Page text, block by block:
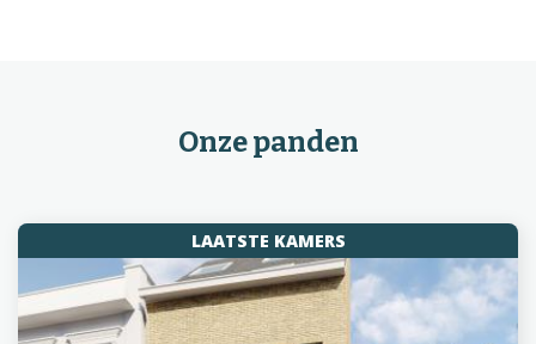
Onze panden
LAATSTE KAMERS